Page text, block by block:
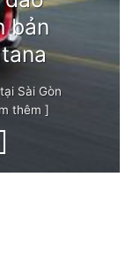
bản
Sài Gòn
thêm ]